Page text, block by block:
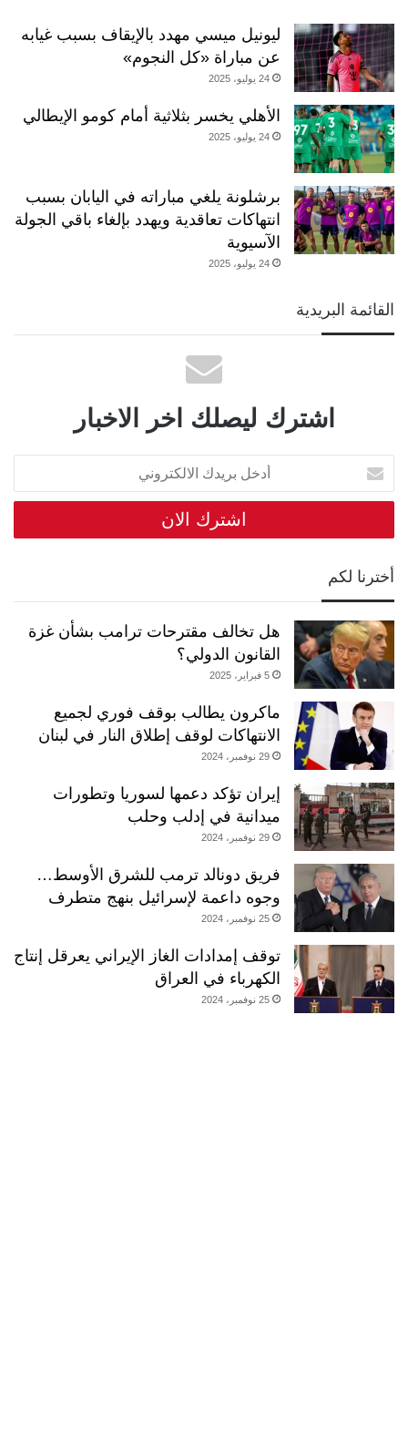
ليونيل ميسي مهدد بالإيقاف بسبب غيابه
عن مباراة «كل النجوم»
24 يوليو، 2025
الأهلي يخسر بثلاثية أمام كومو الإيطالي
24 يوليو، 2025
برشلونة يلغي مباراته في اليابان بسبب
انتهاكات تعاقدية ويهدد بإلغاء باقي الجولة
الآسيوية
24 يوليو، 2025
القائمة البريدية
اشترك ليصلك اخر الاخبار
أدخل
بريدك
الالكتروني
أخترنا لكم
هل تخالف مقترحات ترامب بشأن غزة
القانون الدولي؟
5 فبراير، 2025
ماكرون يطالب بوقف فوري لجميع
الانتهاكات لوقف إطلاق النار في لبنان
29 نوفمبر، 2024
إيران تؤكد دعمها لسوريا وتطورات
ميدانية في إدلب وحلب
29 نوفمبر، 2024
فريق دونالد ترمب للشرق الأوسط…
وجوه داعمة لإسرائيل بنهج متطرف
25 نوفمبر، 2024
توقف إمدادات الغاز الإيراني يعرقل إنتاج
الكهرباء في العراق
25 نوفمبر، 2024